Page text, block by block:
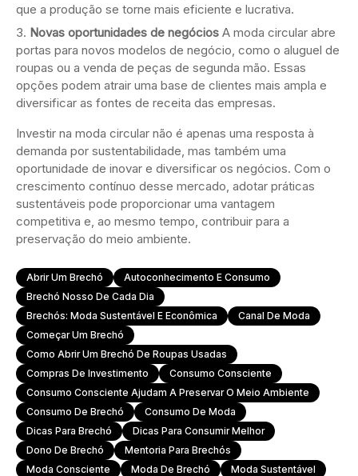
que a produção se torne mais eficiente e lucrativa.
Novas oportunidades de negócios A moda circular abre
portas para novos modelos de negócio, como o aluguel de
roupas ou a venda de peças de segunda mão. Essas
opções podem atrair uma base de clientes mais ampla e
diversificar as fontes de receita das empresas.
Investir na moda circular não é apenas uma resposta à
demanda por sustentabilidade, mas também uma
oportunidade de inovar e diversificar os negócios. Com o
crescimento contínuo desse mercado, adotar práticas
sustentáveis pode proporcionar uma vantagem
competitiva e, ao mesmo tempo, contribuir para a
preservação do meio ambiente.
Abrir Um Brechó
Autoconhecimento E Consumo
Brechó Nosso De Cada Dia
Brechós: Moda Sustentável E Econômica
Canal De Moda
Começar Um Brechó
Como Abrir Um Brechó De Roupas Usadas
Compras De Investimento
Consumo Consciente
Consumo Consciente Ajudam A Preservar O Meio Ambiente
Consumo De Brechó
Consumo De Moda
Dicas Para Brechó
Dicas Para Consumir Melhor
Dono De Brechó
Mentoria Para Brechós
Moda Consciente
Moda De Brechó Moda Sustentável